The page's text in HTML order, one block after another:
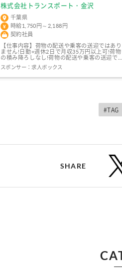
株式会社トランスポート・金沢
千葉県
時給1,750円～2,188円
契約社員
【仕事内容】荷物の配送や乗客の送迎ではあり
ません!日勤+週休2日で月収35万円以上可!荷物
の積み降ろしなし!荷物の配送や乗客の送迎で
はなく、車そのものを運転いただくだけなの
で、積込み作業、荷下ろし作業も一切なく、安
心・安全です!日勤+週休2日で月収35万円以上
スポンサー：求人ボックス
#TAG
SHARE